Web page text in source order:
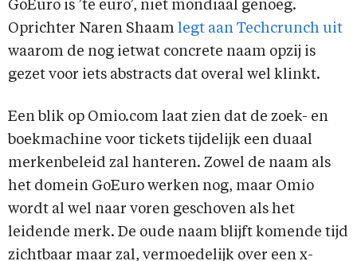
GoEuro is ’te euro’, niet mondiaal genoeg.
Oprichter Naren Shaam legt aan Techcrunch uit
waarom de nog ietwat concrete naam opzij is
gezet voor iets abstracts dat overal wel klinkt.
Een blik op Omio.com laat zien dat de zoek- en
boekmachine voor tickets tijdelijk een duaal
merkenbeleid zal hanteren. Zowel de naam als
het domein GoEuro werken nog, maar Omio
wordt al wel naar voren geschoven als het
leidende merk. De oude naam blijft komende tijd
zichtbaar maar zal, vermoedelijk over een x-